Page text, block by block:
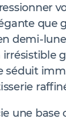
que
demi-
séduit
une